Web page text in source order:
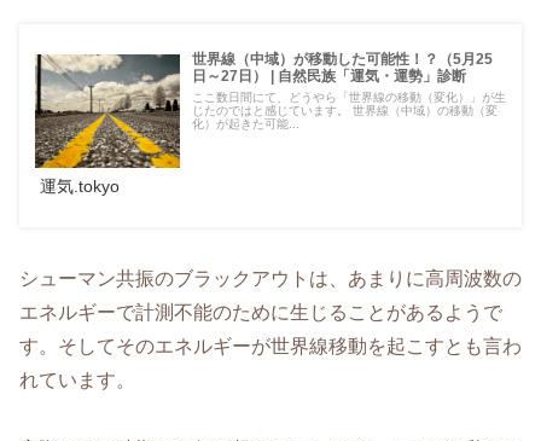
世界線（中域）が移動した可能性！？（5月25
日～27日） | 自然民族「運気・運勢」診断
ここ数日間にて、どうやら「世界線の移動（変化）」が生
じたのではと感じています。 世界線（中域）の移動（変
化）が起きた可能...
運気.tokyo
シューマン共振のブラックアウトは、あまりに高周波数の
エネルギーで計測不能のために生じることがあるようで
す。そしてそのエネルギーが世界線移動を起こすとも言わ
れています。